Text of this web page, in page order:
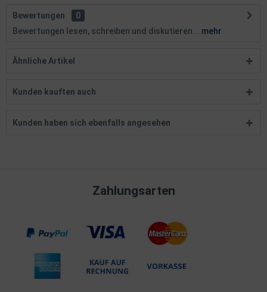
Bewertungen
0
Bewertungen lesen, schreiben und diskutieren...
mehr
Ähnliche Artikel
Kunden kauften auch
Kunden haben sich ebenfalls angesehen
Zahlungsarten